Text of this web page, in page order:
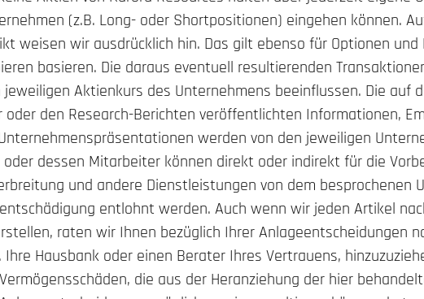
(z.B. Long- oder Shortpositionen) eingehen können.
weisen wir ausdrücklich hin. Das gilt ebenso für Optionen und
basieren. Die daraus eventuell resultierenden
Aktienkurs des Unternehmens beeinflussen. Die auf
den Research-Berichten veröffentlichten Informationen,
werden von den jeweiligen
oder dessen Mitarbeiter können direkt oder indirekt für die
und andere Dienstleistungen von dem besprochenen
entlohnt werden. Auch wenn wir jeden Artikel
raten wir Ihnen bezüglich Ihrer Anlageentscheidungen
Ihre Hausbank oder einen Berater Ihres Vertrauens,
die aus der Heranziehung der hier